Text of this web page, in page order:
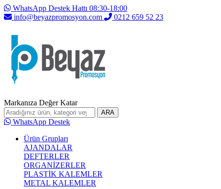
WhatsApp Destek Hattı 08:30-18:00
info@beyazpromosyon.com
0212 659 52 23
Markanıza Değer Katar
ARA
WhatsApp Destek
Ürün Grupları
AJANDALAR
DEFTERLER
ORGANİZERLER
PLASTİK KALEMLER
METAL KALEMLER